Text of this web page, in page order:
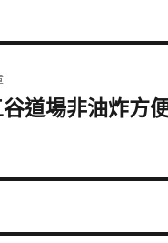
道場非油炸方